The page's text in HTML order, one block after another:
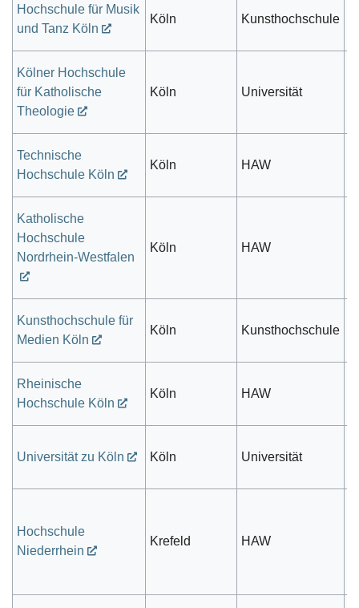
Hochschule für Musik
und Tanz Köln
Köln Kunsthochschule
Kölner Hochschule
für Katholische
Theologie
Köln Universität
Technische
Hochschule Köln
Köln HAW
Katholische
Hochschule
Nordrhein-Westfalen
Köln HAW
Kunsthochschule für
Medien Köln
Köln Kunsthochschule
Rheinische
Hochschule Köln
Köln HAW
Universität zu Köln Köln Universität
Hochschule
Niederrhein
Krefeld HAW